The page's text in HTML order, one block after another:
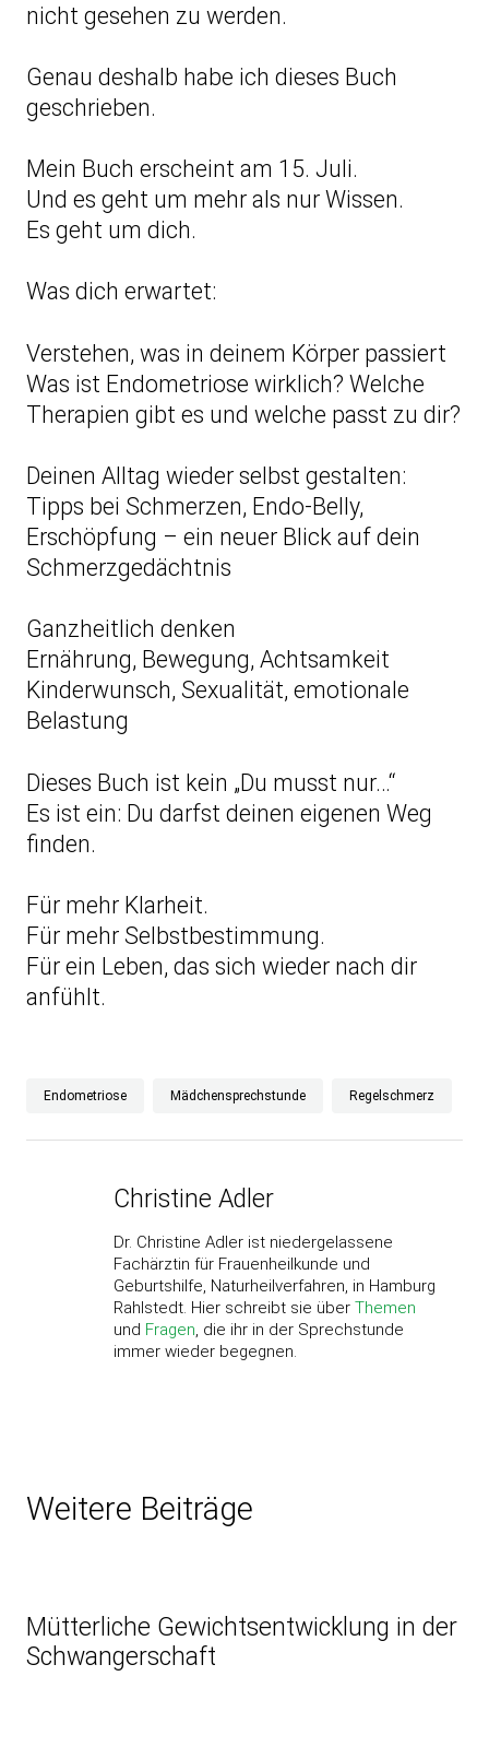
nicht gesehen zu werden.
Genau deshalb habe ich dieses Buch
geschrieben.
Mein Buch erscheint am 15. Juli.
Und es geht um mehr als nur Wissen.
Es geht um dich.
Was dich erwartet:
Verstehen, was in deinem Körper passiert
Was ist Endometriose wirklich? Welche
Therapien gibt es und welche passt zu dir?
Deinen Alltag wieder selbst gestalten:
Tipps bei Schmerzen, Endo-Belly,
Erschöpfung – ein neuer Blick auf dein
Schmerzgedächtnis
Ganzheitlich denken
Ernährung, Bewegung, Achtsamkeit
Kinderwunsch, Sexualität, emotionale
Belastung
Dieses Buch ist kein „Du musst nur…“
Es ist ein: Du darfst deinen eigenen Weg
finden.
Für mehr Klarheit.
Für mehr Selbstbestimmung.
Für ein Leben, das sich wieder nach dir
anfühlt.
Endometriose Mädchensprechstunde Regelschmerz
Christine Adler
Dr. Christine Adler ist niedergelassene
Fachärztin für Frauenheilkunde und
Geburtshilfe, Naturheilverfahren, in Hamburg
Rahlstedt. Hier schreibt sie über Themen
und Fragen, die ihr in der Sprechstunde
immer wieder begegnen.
Weitere Beiträge
Mütterliche Gewichtsentwicklung in der
Schwangerschaft